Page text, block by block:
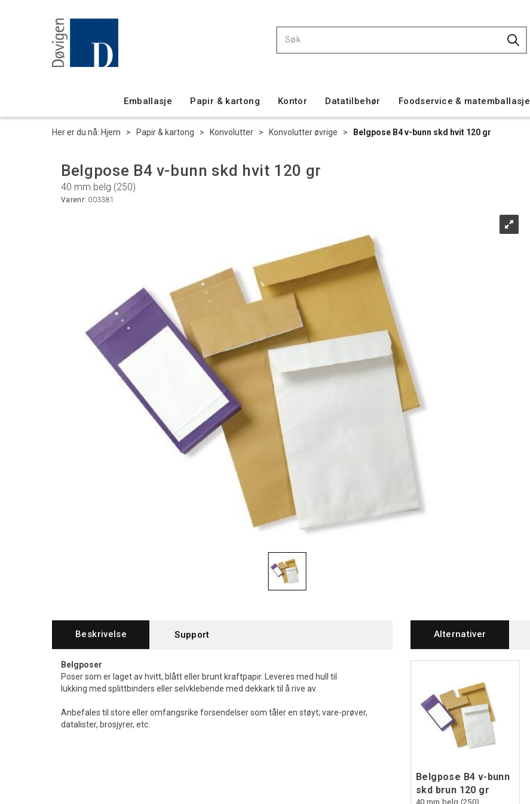
Emballasje Papir & kartong Kontor Datatilbehør Foodservice & matemballasje
Her er du nå: Hjem > Papir & kartong > Konvolutter > Konvolutter øvrige > Belgpose B4 v-bunn skd hvit 120 gr
Belgpose B4 v-bunn skd hvit 120 gr
40 mm belg (250)
Varenr: 003381
Beskrivelse Support
Belgposer
Poser som er laget av hvitt, blått eller brunt kraftpapir. Leveres med hull til
lukking med splittbinders eller selvklebende med dekkark til å rive av.
Anbefales til store eller omfangsrike forsendelser som tåler en støyt; vare-prøver,
datalister, brosjyrer, etc.
Alternativer
Belgpose B4 v-bunn
skd brun 120 gr
40 mm belg (250)